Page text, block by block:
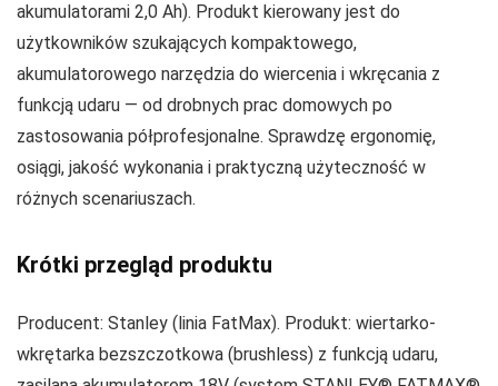
akumulatorami 2,0 Ah). Produkt kierowany jest do
użytkowników szukających kompaktowego,
akumulatorowego narzędzia do wiercenia i wkręcania z
funkcją udaru — od drobnych prac domowych po
zastosowania półprofesjonalne. Sprawdzę ergonomię,
osiągi, jakość wykonania i praktyczną użyteczność w
różnych scenariuszach.
Krótki przegląd produktu
Producent: Stanley (linia FatMax). Produkt: wiertarko-
wkrętarka bezszczotkowa (brushless) z funkcją udaru,